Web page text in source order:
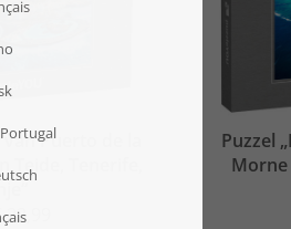
Puerto de la
Teide, Tenerife,
Puzzel